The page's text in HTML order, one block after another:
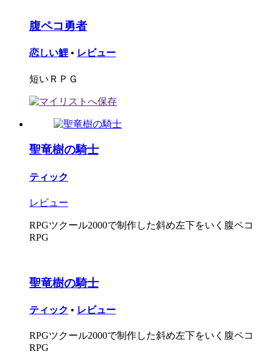
腹ペコ勇者
恋しい鯉 • レビュー
短いＲＰＧ
聖竜樹の騎士
ティック
レビュー
RPGツクール2000で制作した斜め左下をいく腹ペコ
RPG
聖竜樹の騎士
ティック • レビュー
RPGツクール2000で制作した斜め左下をいく腹ペコ
RPG